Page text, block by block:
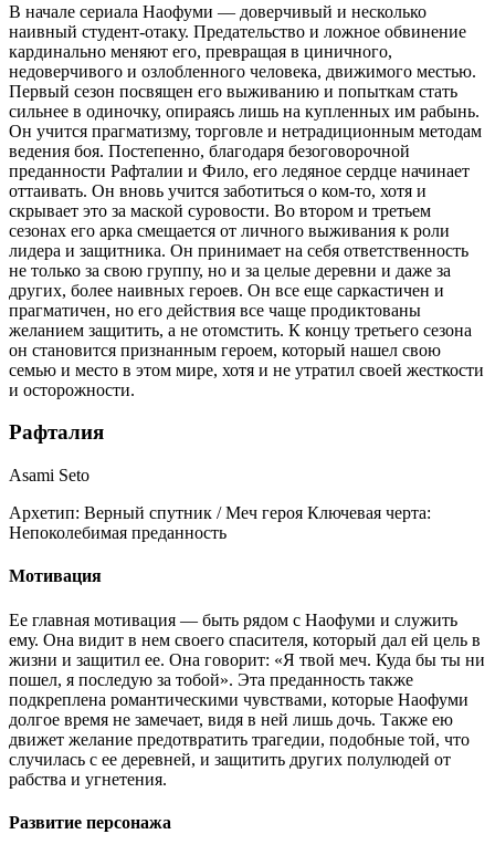
В начале сериала Наофуми — доверчивый и несколько
наивный студент-отаку. Предательство и ложное обвинение
кардинально меняют его, превращая в циничного,
недоверчивого и озлобленного человека, движимого местью.
Первый сезон посвящен его выживанию и попыткам стать
сильнее в одиночку, опираясь лишь на купленных им рабынь.
Он учится прагматизму, торговле и нетрадиционным методам
ведения боя. Постепенно, благодаря безоговорочной
преданности Рафталии и Фило, его ледяное сердце начинает
оттаивать. Он вновь учится заботиться о ком-то, хотя и
скрывает это за маской суровости. Во втором и третьем
сезонах его арка смещается от личного выживания к роли
лидера и защитника. Он принимает на себя ответственность
не только за свою группу, но и за целые деревни и даже за
других, более наивных героев. Он все еще саркастичен и
прагматичен, но его действия все чаще продиктованы
желанием защитить, а не отомстить. К концу третьего сезона
он становится признанным героем, который нашел свою
семью и место в этом мире, хотя и не утратил своей жесткости
и осторожности.
Рафталия
Asami Seto
Архетип: Верный спутник / Меч героя Ключевая черта:
Непоколебимая преданность
Мотивация
Ее главная мотивация — быть рядом с Наофуми и служить
ему. Она видит в нем своего спасителя, который дал ей цель в
жизни и защитил ее. Она говорит: «Я твой меч. Куда бы ты ни
пошел, я последую за тобой». Эта преданность также
подкреплена романтическими чувствами, которые Наофуми
долгое время не замечает, видя в ней лишь дочь. Также ею
движет желание предотвратить трагедии, подобные той, что
случилась с ее деревней, и защитить других полулюдей от
рабства и угнетения.
Развитие персонажа